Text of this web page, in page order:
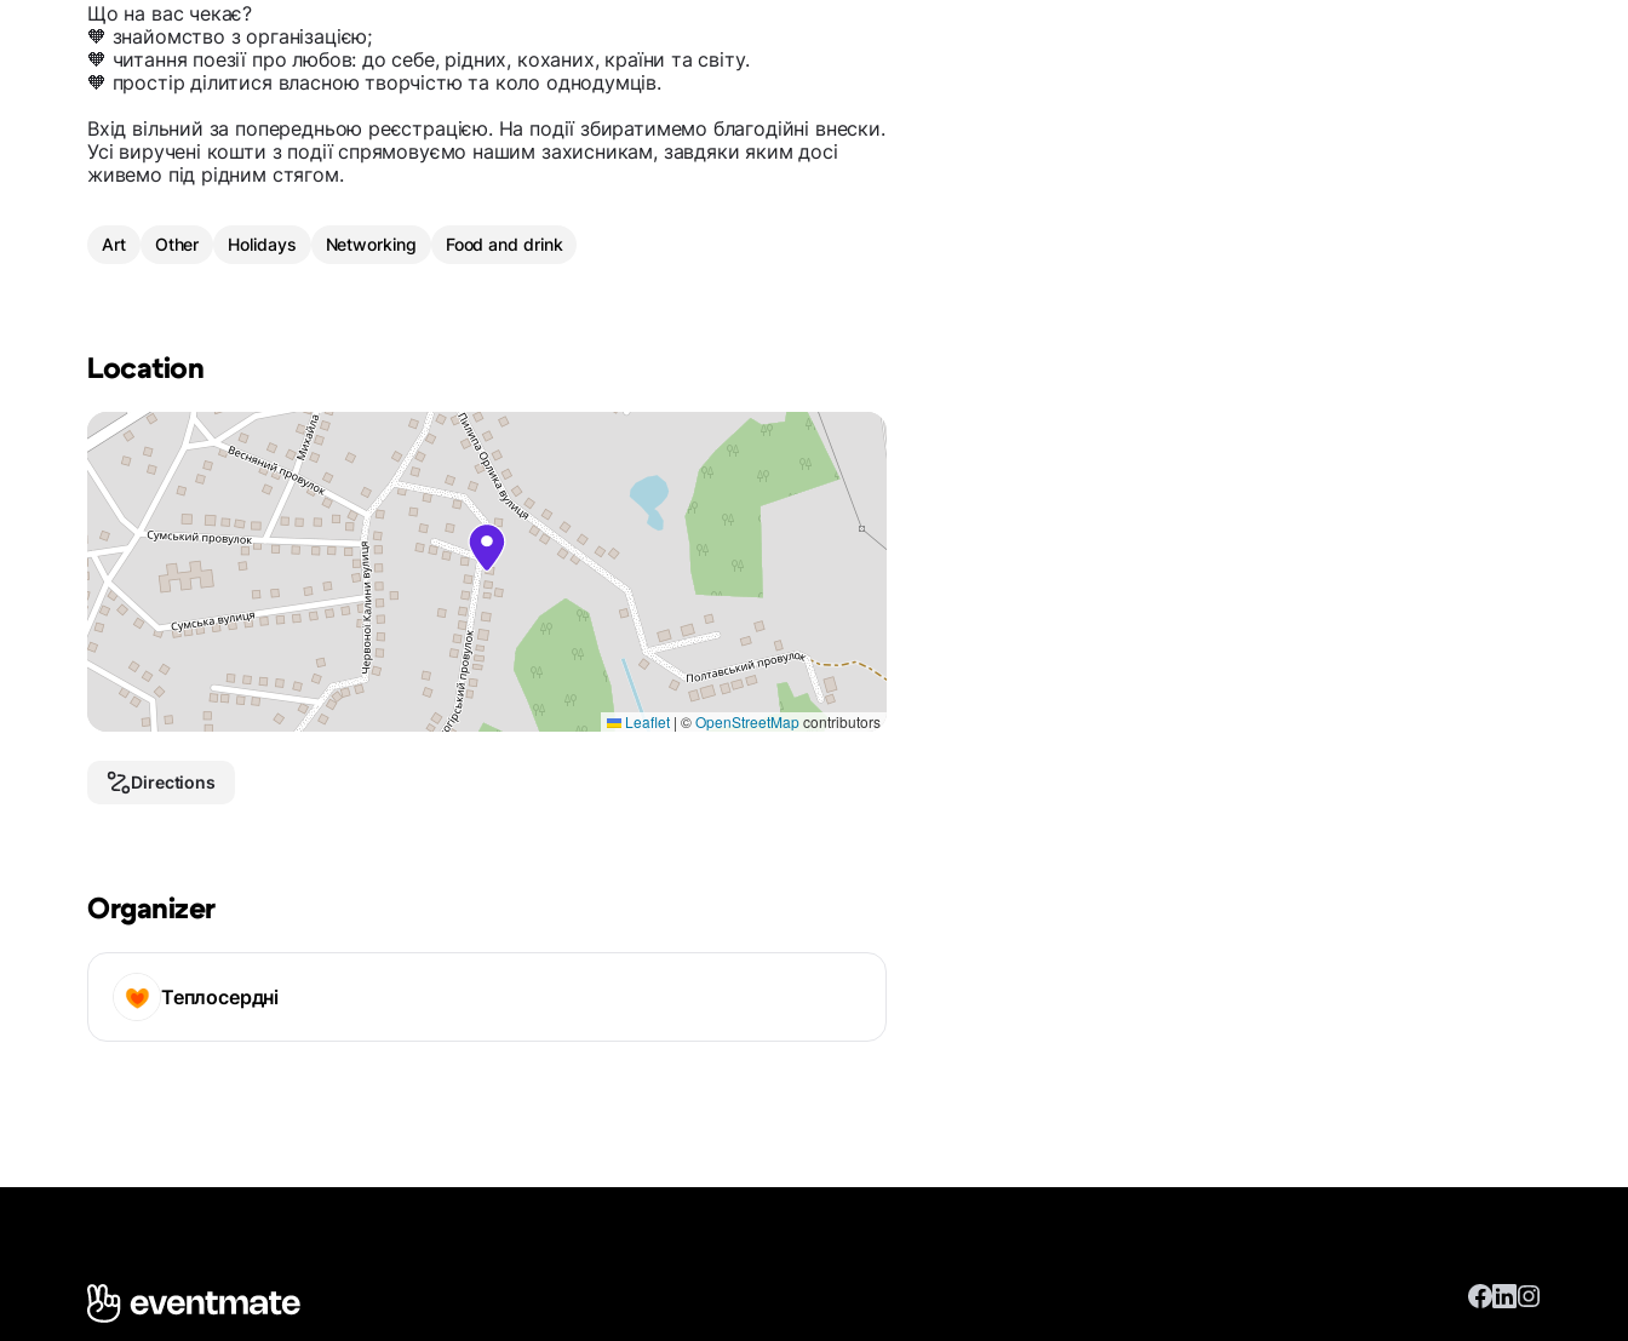
Що на вас чекає?
🧡 знайомство з організацією;
🧡 читання поезії про любов: до себе, рідних, коханих, країни та світу.
🧡 простір ділитися власною творчістю та коло однодумців.
Вхід вільний за попередньою реєстрацією. На події збиратимемо благодійні внески.
Усі виручені кошти з події спрямовуємо нашим захисникам, завдяки яким досі
живемо під рідним стягом.
Art Other Holidays Networking Food and drink
Location
Leaflet | ©OpenStreetMapcontributors
Directions
Organizer
Теплосердні